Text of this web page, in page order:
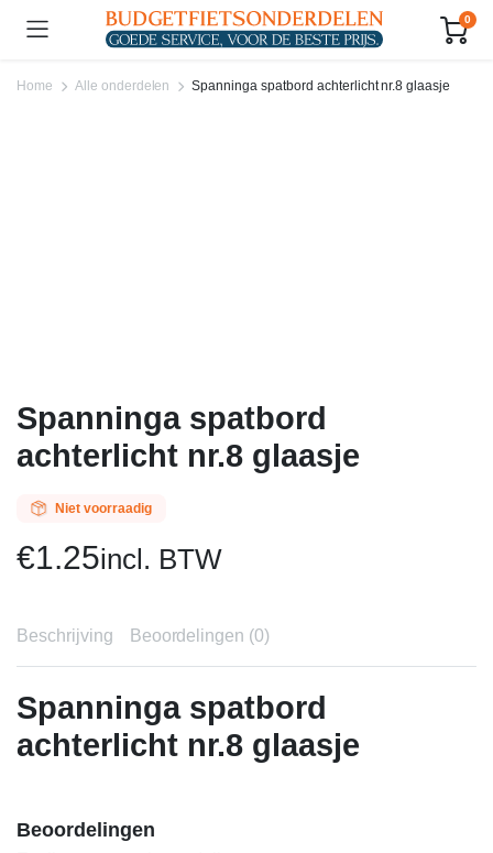
0
Home Alle onderdelen Spanninga spatbord achterlicht nr.8 glaasje
Spanninga spatbord
achterlicht nr.8 glaasje
Niet voorraadig
€1.25incl. BTW
Beschrijving Beoordelingen (0)
Spanninga spatbord
achterlicht nr.8 glaasje
Beoordelingen